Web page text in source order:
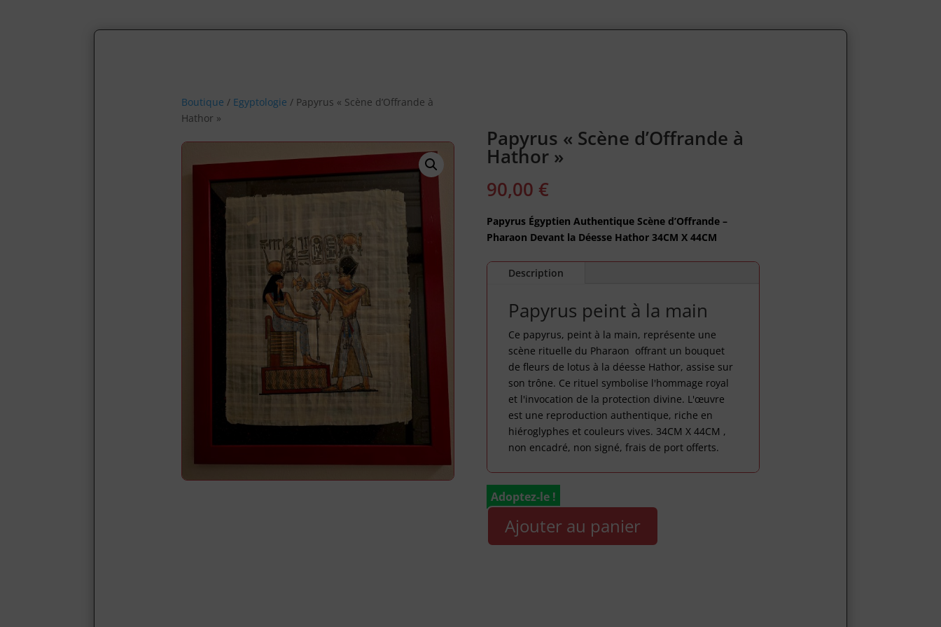
Boutique / Egyptologie / Papyrus « Scène d’Offrande à
Hathor »
Papyrus « Scène d’Offrande à
Hathor »
90,00 €
Papyrus Égyptien Authentique Scène d’Offrande –
Pharaon Devant la Déesse Hathor 34CM X 44CM
Description
Papyrus peint à la main
Ce papyrus, peint à la main, représente une
scène rituelle du Pharaon offrant un bouquet
de fleurs de lotus à la déesse Hathor, assise sur
son trône. Ce rituel symbolise l'hommage royal
et l'invocation de la protection divine. L'œuvre
est une reproduction authentique, riche en
hiéroglyphes et couleurs vives. 34CM X 44CM ,
non encadré, non signé, frais de port offerts.
Adoptez-le !
Ajouter au panier